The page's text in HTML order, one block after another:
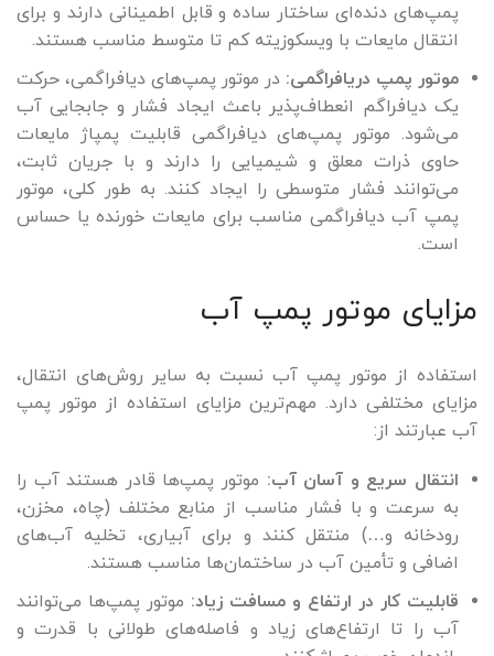
پمپ‌های دنده‌ای ساختار ساده و قابل اطمینانی دارند و برای
انتقال مایعات با ویسکوزیته کم تا متوسط مناسب هستند.
موتور پمپ دریافراگمی: در موتور پمپ‌های دیافراگمی، حرکت
یک دیافراگم انعطاف‌پذیر باعث ایجاد فشار و جابجایی آب
می‌شود. موتور پمپ‌های دیافراگمی قابلیت پمپاژ مایعات
حاوی ذرات معلق و شیمیایی را دارند و با جریان ثابت،
می‌توانند فشار متوسطی را ایجاد کنند. به طور کلی، موتور
پمپ آب دیافراگمی مناسب برای مایعات خورنده یا حساس
است.
مزایای موتور پمپ آب
استفاده از موتور پمپ آب نسبت به سایر روش‌های انتقال،
مزایای مختلفی دارد. مهم‌ترین مزایای استفاده از موتور پمپ
آب عبارتند از:
انتقال سریع و آسان آب: موتور پمپ‌ها قادر هستند آب را
به سرعت و با فشار مناسب از منابع مختلف (چاه، مخزن،
رودخانه و…) منتقل کنند و برای آبیاری، تخلیه آب‌های
اضافی و تأمین آب در ساختمان‌ها مناسب هستند.
قابلیت کار در ارتفاع و مسافت زیاد: موتور پمپ‌ها می‌توانند
آب را تا ارتفاع‌های زیاد و فاصله‌های طولانی با قدرت و